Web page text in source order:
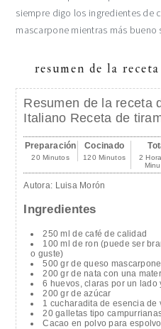
siempre digo los ingredientes de
mascarpone mientras más bueno
resumen de la
Resumen de la receta
Italiano Receta de
Preparación
20 Minutos
Cocinado
120 Minutos
2
Autora: Luisa Morón
Ingredientes
250 ml de café de calidad
100 ml de ron (puede ser
o guste)
500 gr de queso
200 gr de nata con una
6 huevos, claras por un lado
200 gr de azúcar
1 cucharadita de esencia de
20 galletas tipo
Cacao en polvo para